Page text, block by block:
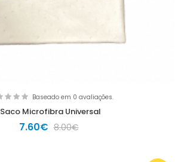
Baseado em 0 avaliações.
Saco Microfibra Universal
7.60€ 8.00€